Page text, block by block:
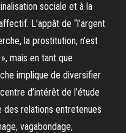
sociale et à la
L’appât de “l’argent
la prostitution, n’est
mais en tant que
implique de diversifier
d’intérêt de l’étude
des relations entretenues
vagabondage,